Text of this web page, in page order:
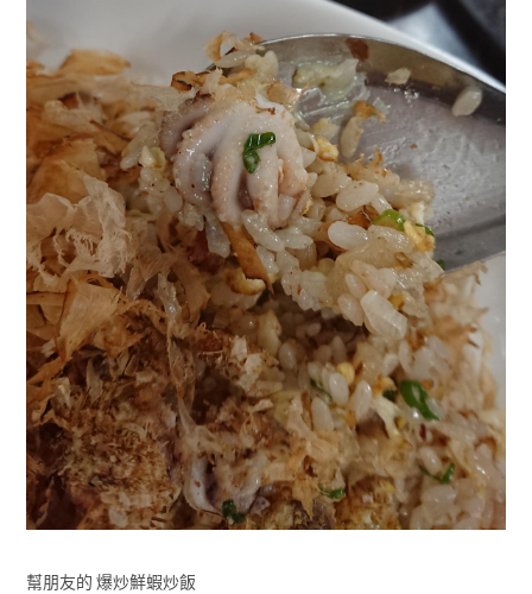
幫朋友的 爆炒鮮蝦炒飯